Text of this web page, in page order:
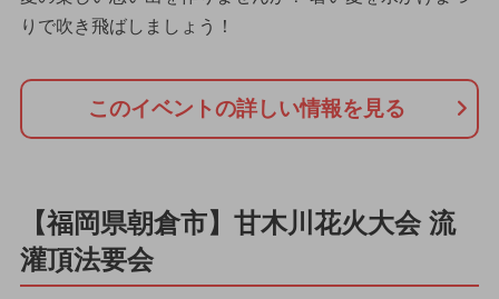
りで吹き飛ばしましょう！
このイベントの詳しい情報を見る
【福岡県朝倉市】甘木川花火大会 流
灌頂法要会